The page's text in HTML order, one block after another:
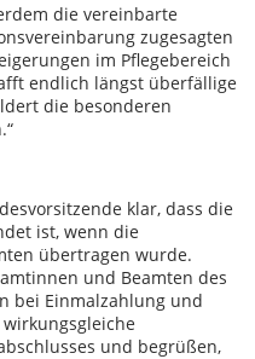
die vereinbarte
zugesagten
im Pflegebereich
endlich längst überfällige
die besonderen
klar, dass die
ist, wenn die
übertragen wurde.
und Beamten des
bei Einmalzahlung und
und begrüßen,